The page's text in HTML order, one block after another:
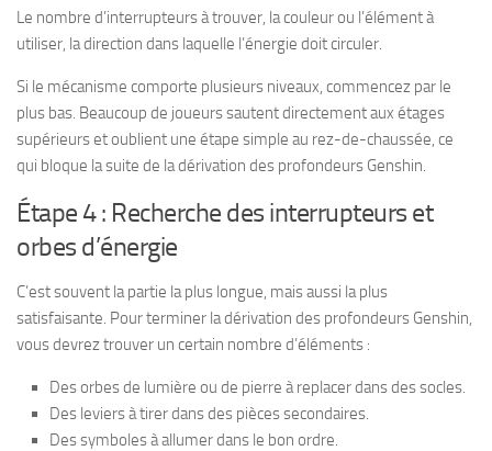
Le nombre d’interrupteurs à trouver, la couleur ou l’élément à
utiliser, la direction dans laquelle l’énergie doit circuler.
Si le mécanisme comporte plusieurs niveaux, commencez par le
plus bas. Beaucoup de joueurs sautent directement aux étages
supérieurs et oublient une étape simple au rez-de-chaussée, ce
qui bloque la suite de la dérivation des profondeurs Genshin.
Étape 4 : Recherche des interrupteurs et
orbes d’énergie
C’est souvent la partie la plus longue, mais aussi la plus
satisfaisante. Pour terminer la dérivation des profondeurs Genshin,
vous devrez trouver un certain nombre d’éléments :
Des orbes de lumière ou de pierre à replacer dans des socles.
Des leviers à tirer dans des pièces secondaires.
Des symboles à allumer dans le bon ordre.